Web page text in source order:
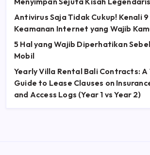
Antivirus Saja Tidak Cukup! Kenali
Keamanan Internet yang Wajib
5 Hal yang Wajib Diperhatikan
Mobil
Yearly Villa Rental Bali Contracts: A
Guide to Lease Clauses on
and Access Logs (Year 1 vs Year 2)